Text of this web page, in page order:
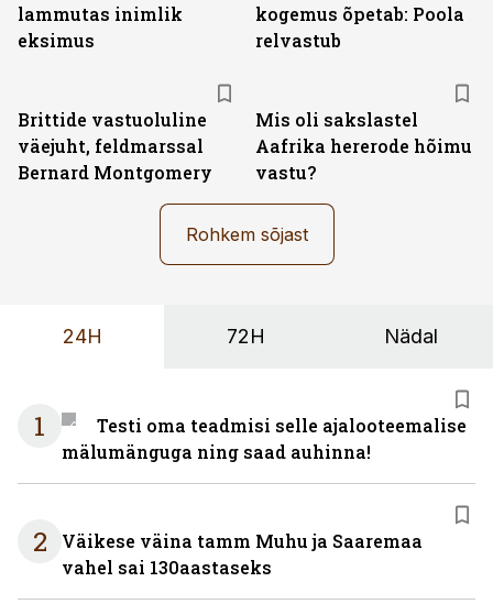
lammutas inimlik
eksimus
kogemus õpetab: Poola
relvastub
Brittide vastuoluline
väejuht, feldmarssal
Bernard Montgomery
Mis oli sakslastel
Aafrika hererode hõimu
vastu?
Rohkem sõjast
24H 72H Nädal
1
Testi oma teadmisi selle ajalooteemalise
mälumänguga ning saad auhinna!
2
Väikese väina tamm Muhu ja Saaremaa
vahel sai 130aastaseks